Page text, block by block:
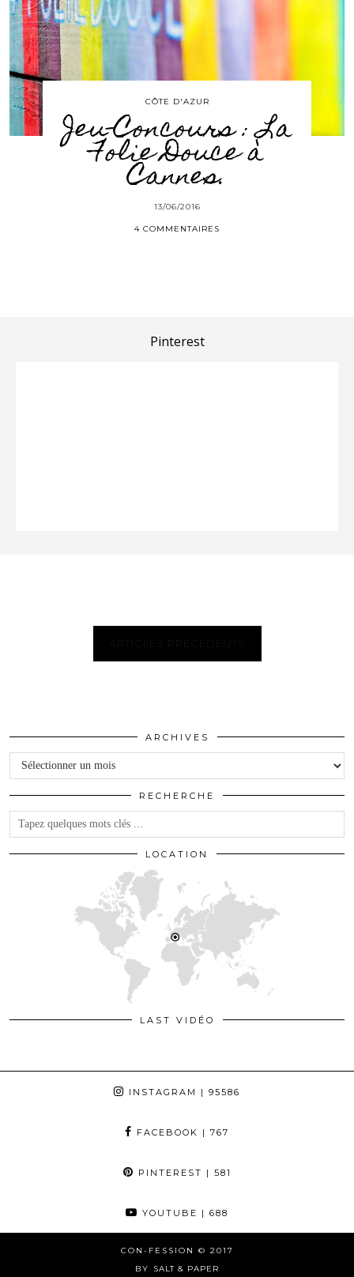
CÔTE D'AZUR
Jeu-Concours : La
Folie Douce à
Cannes.
13/06/2016
4 COMMENTAIRES
Pinterest
ARCHIVES
Archives
RECHERCHE
LOCATION
LAST VIDÉO
INSTAGRAM | 95586
FACEBOOK | 767
PINTEREST | 581
YOUTUBE | 688
CON-FESSION © 2017
BY SALT & PAPER